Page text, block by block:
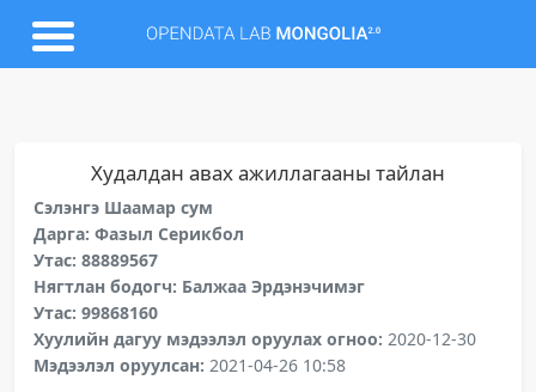
Худалдан авах ажиллагааны тайлан
Сэлэнгэ Шаамар сум
Дарга: Фазыл Серикбол
Утас: 88889567
Нягтлан бодогч: Балжаа Эрдэнэчимэг
Утас: 99868160
Хуулийн дагуу мэдээлэл оруулах огноо: 2020-12-30
Мэдээлэл оруулсан: 2021-04-26 10:58